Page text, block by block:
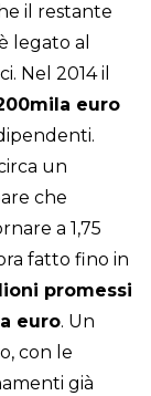
il restante
legato al
Nel 2014 il
euro
un
che
a 1,75
fatto fino in
promessi
euro. Un
con le
già